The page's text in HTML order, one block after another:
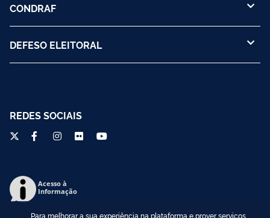
CONDRAF
DEFESO ELEITORAL
REDES SOCIAIS
Acesso à
Informação
Para melhorar a sua experiência na plataforma e prover serviços